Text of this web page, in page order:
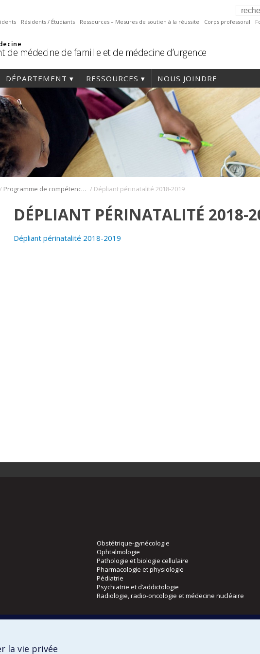
Résidents / Étudiants Ressources – Mesures de soutien à la réussite Corps professoral
de médecine de famille et de médecine d’urgence
DÉPARTEMENT RESSOURCES NOUS JOINDRE
/ Programme de compétences avancées en périnatalité / Dépliant périnatalité 2018-2019
DÉPLIANT PÉRINATALITÉ 2018-
Dépliant périnatalité 2018-2019
Obstétrique-gynécologie
Ophtalmologie
Pathologie et biologie cellulaire
Pharmacologie et physiologie
Pédiatrie
Psychiatrie et d’addictologie
Radiologie, radio-oncologie et médecine nucléaire
la vie privée